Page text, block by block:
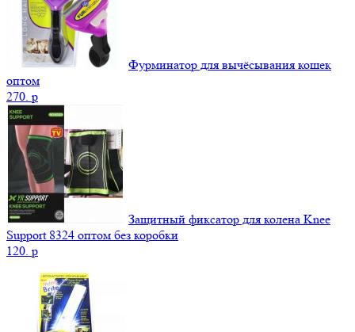
Фурминатор для вычёсывания кошек
оптом
270. p
Защитный фиксатор для колена Knee
Support 8324 оптом без коробки
120. p